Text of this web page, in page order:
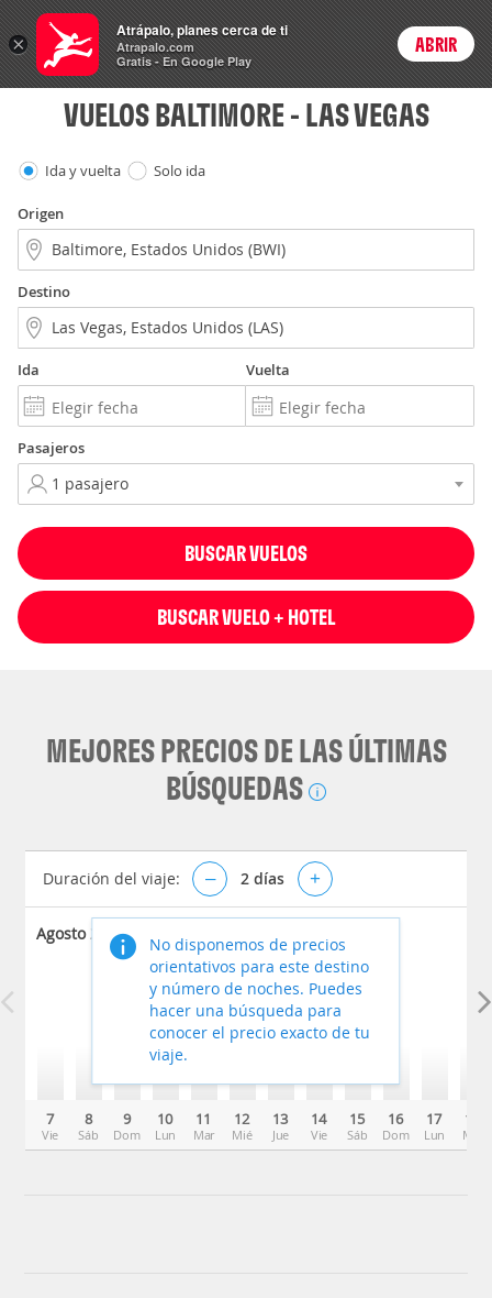
Vuelos Precios enPeso
ARSCambiar moneda
Login
VUELOS BALTIMORE - LAS VEGAS
Ida y vuelta Solo ida
Origen
Destino
Ida Vuelta
Pasajeros
BUSCAR VUELOS
BUSCAR VUELO + HOTEL
MEJORES PRECIOS DE LAS ÚLTIMAS
BÚSQUEDAS
Duración del viaje: – 2 días +
Agosto 2026
7
Vie
8
Sáb
9
Dom
10
Lun
11
Mar
12
Mié
13
Jue
14
Vie
15
Sáb
16
Dom
17
Lun
18
Mar
No disponemos de precios
orientativos para este destino
y número de noches. Puedes
hacer una búsqueda para
conocer el precio exacto de tu
viaje.
×
Atrápalo, planes cerca de ti
Atrapalo.com
Gratis - En Google Play
ABRIR